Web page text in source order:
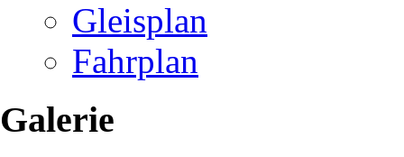
Gleisplan
Fahrplan
Galerie